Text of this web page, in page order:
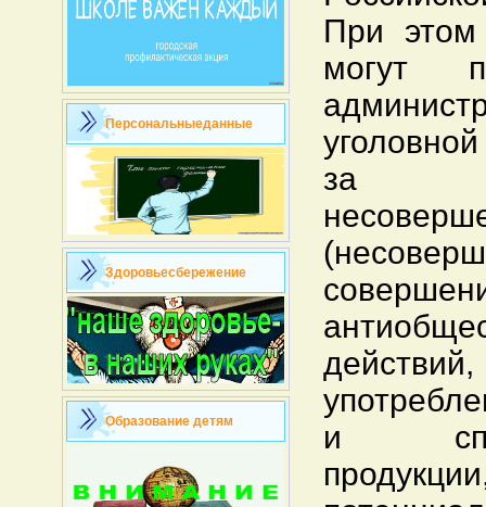
Персональныеданные
Здоровьесбережение
Образование детям
При этом
могут
за
и